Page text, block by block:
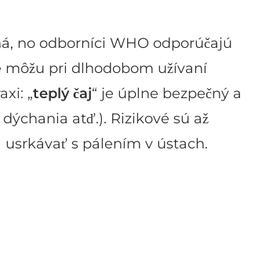
no odborníci WHO odporúčajú
môžu pri dlhodobom užívaní
„teplý čaj“ je úplne bezpečný a
atď.). Rizikové sú až
s pálením v ústach.